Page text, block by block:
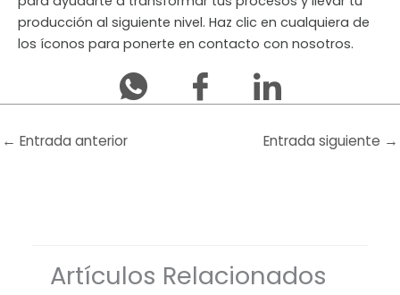
producción al siguiente nivel. Haz clic en cualquiera de
los íconos para ponerte en contacto con nosotros.
← Entrada anterior Entrada siguiente →
Artículos Relacionados